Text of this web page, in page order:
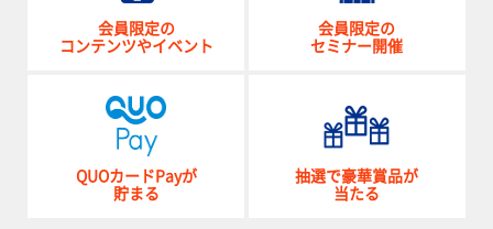
会員限定の
コンテンツやイベント
会員限定の
セミナー開催
QUOカードPayが
貯まる
抽選で豪華賞品が
当たる